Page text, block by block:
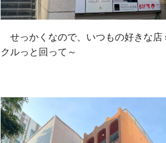
せっかくなので、いつもの好きな店
クルっと回って～